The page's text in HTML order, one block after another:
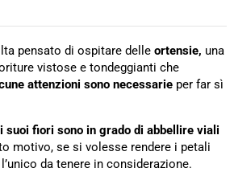
pensato di ospitare delle ortensie, una
vistose e tondeggianti che
attenzioni sono necessarie per far sì
i suoi fiori sono in grado di abbellire viali
motivo, se si volesse rendere i petali
da tenere in considerazione.